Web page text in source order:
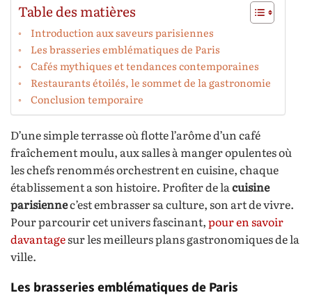
Table des matières
Introduction aux saveurs parisiennes
Les brasseries emblématiques de Paris
Cafés mythiques et tendances contemporaines
Restaurants étoilés, le sommet de la gastronomie
Conclusion temporaire
D’une simple terrasse où flotte l’arôme d’un café
fraîchement moulu, aux salles à manger opulentes où
les chefs renommés orchestrent en cuisine, chaque
établissement a son histoire. Profiter de la cuisine
parisiennec’est embrasser sa culture, son art de vivre.
Pour parcourir cet univers fascinant,pour en savoir
davantagesur les meilleurs plans gastronomiques de la
ville.
Les brasseries emblématiques de Paris